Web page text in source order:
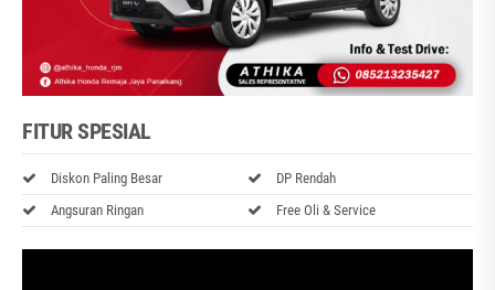
FITUR SPESIAL
Diskon Paling Besar
DP Rendah
Angsuran Ringan
Free Oli & Service